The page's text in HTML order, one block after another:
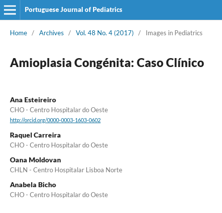
Portuguese Journal of Pediatrics
Home / Archives / Vol. 48 No. 4 (2017) / Images in Pediatrics
Amioplasia Congénita: Caso Clínico
Ana Esteireiro
CHO - Centro Hospitalar do Oeste
http://orcid.org/0000-0003-1603-0602
Raquel Carreira
CHO - Centro Hospitalar do Oeste
Oana Moldovan
CHLN - Centro Hospitalar Lisboa Norte
Anabela Bicho
CHO - Centro Hospitalar do Oeste